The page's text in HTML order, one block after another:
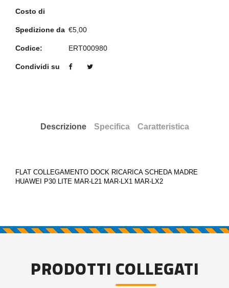
Costo di
Spedizione da €5,00
Codice: ERT000980
Condividi su
Descrizione Specifica Caratteristica
FLAT COLLEGAMENTO DOCK RICARICA SCHEDA MADRE
HUAWEI P30 LITE MAR-L21 MAR-LX1 MAR-LX2
PRODOTTI COLLEGATI